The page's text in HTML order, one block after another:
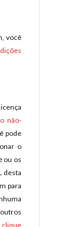
você
não-
pode
o
ou os
desta
para
clique